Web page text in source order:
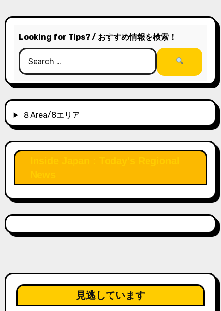
Looking for Tips? / おすすめ情報を検索！
８Area/8エリア
見逃しています